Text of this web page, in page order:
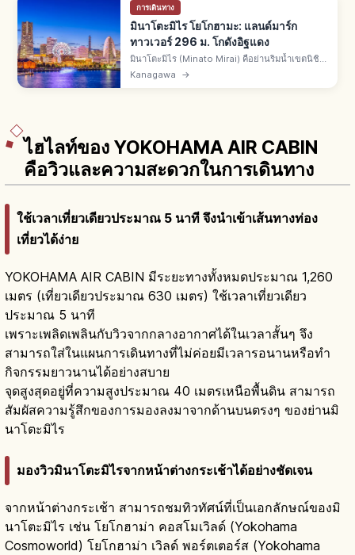
การเดินทาง
มินาโตะมิไร โยโกฮามะ: แลนด์มาร์ก
ทาวเวอร์ 296 ม. โกดังอิฐแดง
มินาโตะมิไร (Minato Mirai) คือย่านริมน้ำเขตนิชิ
เมืองโยโกฮามะ มีแลนด์มาร์กทาวเวอร์ 296 ม. คอส
โมเวิลด์ โกดังอิฐแดง สกายการ์เดนชั้น 69 จาก
Kanagawa →
ไฮไลท์ของ YOKOHAMA AIR CABIN
คือวิวและความสะดวกในการเดินทาง
ใช้เวลาเที่ยวเดียวประมาณ 5 นาที จึงนำเข้าเส้นทางท่อง
เที่ยวได้ง่าย
YOKOHAMA AIR CABIN มีระยะทางทั้งหมดประมาณ 1,260
เมตร (เที่ยวเดียวประมาณ 630 เมตร) ใช้เวลาเที่ยวเดียว
ประมาณ 5 นาที
เพราะเพลิดเพลินกับวิวจากกลางอากาศได้ในเวลาสั้นๆ จึง
สามารถใส่ในแผนการเดินทางที่ไม่ค่อยมีเวลารอนานหรือทำ
กิจกรรมยาวนานได้อย่างสบาย
จุดสูงสุดอยู่ที่ความสูงประมาณ 40 เมตรเหนือพื้นดิน สามารถ
สัมผัสความรู้สึกของการมองลงมาจากด้านบนตรงๆ ของย่านมิ
นาโตะมิไร
มองวิวมินาโตะมิไรจากหน้าต่างกระเช้าได้อย่างชัดเจน
จากหน้าต่างกระเช้า สามารถชมทิวทัศน์ที่เป็นเอกลักษณ์ของมิ
นาโตะมิไร เช่น โยโกฮาม่า คอสโมเวิลด์ (Yokohama
Cosmoworld) โยโกฮาม่า เวิลด์ พอร์ตเตอร์ส (Yokohama